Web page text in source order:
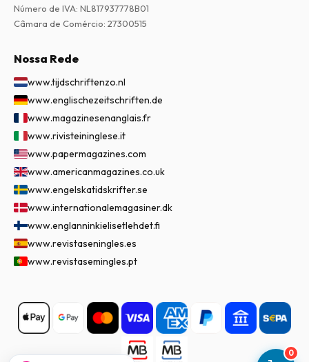
0
Número de IVA: NL817937778B01
Câmara de Comércio: 27300515
Nossa Rede
www.tijdschriftenzo.nl
www.englischezeitschriften.de
www.magazinesenanglais.fr
www.rivisteininglese.it
www.papermagazines.com
www.americanmagazines.co.uk
www.engelskatidskrifter.se
www.internationalemagasiner.dk
www.englanninkielisetlehdet.fi
www.revistaseningles.es
www.revistasemingles.pt